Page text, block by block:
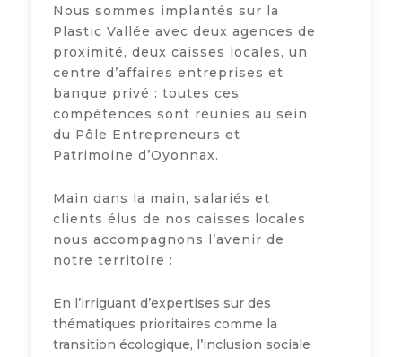
Nous sommes implantés sur la
Plastic Vallée avec deux agences de
proximité, deux caisses locales, un
centre d’affaires entreprises et
banque privé : toutes ces
compétences sont réunies au sein
du Pôle Entrepreneurs et
Patrimoine d’Oyonnax.
Main dans la main, salariés et
clients élus de nos caisses locales
nous accompagnons l’avenir de
notre territoire :
En l’irriguant d’expertises sur des
thématiques prioritaires comme la
transition écologique, l’inclusion sociale